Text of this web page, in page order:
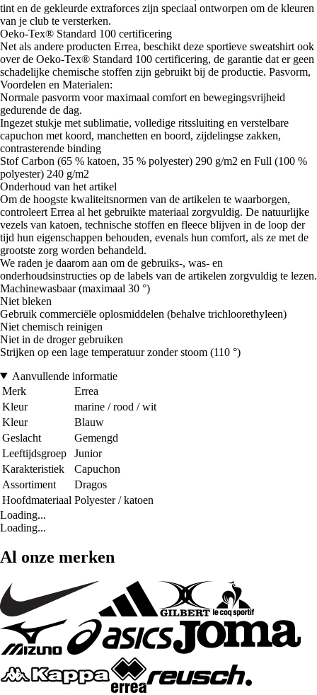
tint en de gekleurde extraforces zijn speciaal ontworpen om de kleuren
van je club te versterken.
Oeko-Tex® Standard 100 certificering
Net als andere producten Errea, beschikt deze sportieve sweatshirt ook
over de Oeko-Tex® Standard 100 certificering, de garantie dat er geen
schadelijke chemische stoffen zijn gebruikt bij de productie. Pasvorm,
Voordelen en Materialen:
Normale pasvorm voor maximaal comfort en bewegingsvrijheid
gedurende de dag.
Ingezet stukje met sublimatie, volledige ritssluiting en verstelbare
capuchon met koord, manchetten en boord, zijdelingse zakken,
contrasterende binding
Stof Carbon (65 % katoen, 35 % polyester) 290 g/m2 en Full (100 %
polyester) 240 g/m2
Onderhoud van het artikel
Om de hoogste kwaliteitsnormen van de artikelen te waarborgen,
controleert Errea al het gebruikte materiaal zorgvuldig. De natuurlijke
vezels van katoen, technische stoffen en fleece blijven in de loop der
tijd hun eigenschappen behouden, evenals hun comfort, als ze met de
grootste zorg worden behandeld.
We raden je daarom aan om de gebruiks-, was- en
onderhoudsinstructies op de labels van de artikelen zorgvuldig te lezen.
Machinewasbaar (maximaal 30 °)
Niet bleken
Gebruik commerciële oplosmiddelen (behalve trichloorethyleen)
Niet chemisch reinigen
Niet in de droger gebruiken
Strijken op een lage temperatuur zonder stoom (110 °)
Aanvullende informatie
Merk
Errea
Kleur
marine / rood / wit
Kleur
Blauw
Geslacht
Gemengd
Leeftijdsgroep
Junior
Karakteristiek
Capuchon
Assortiment
Dragos
Hoofdmateriaal Polyester / katoen
Loading...
Loading...
Al onze merken